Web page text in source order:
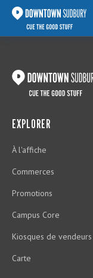
EXPLORER
À l'affiche
Commerces
Promotions
Campus Core
Kiosques de vendeurs
Carte